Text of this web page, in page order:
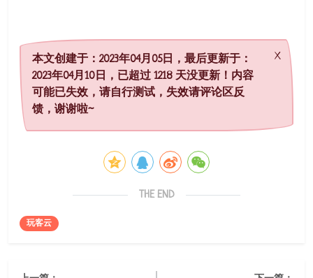
本文创建于：2023年04月05日，最后更新于：
2023年04月10日，已超过 1218 天没更新！内容
可能已失效，请自行测试，失效请评论区反
馈，谢谢啦~
THE END
玩客云